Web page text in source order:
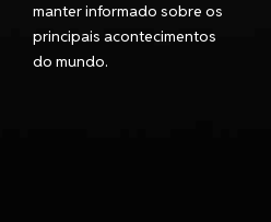
manter informado sobre os
principais acontecimentos
do mundo.